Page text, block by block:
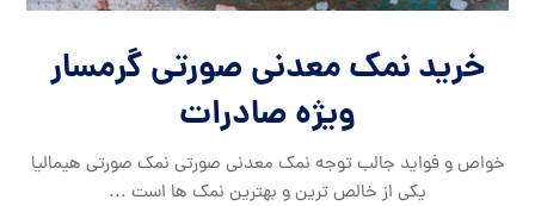
خرید نمک معدنی صورتی گرمسار
ویژه صادرات
خواص و فواید جالب توجه نمک معدنی صورتی نمک صورتی هیمالیا
یکی از خالص ترین و بهترین نمک ها است ...